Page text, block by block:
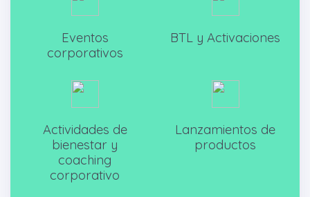
Eventos
corporativos
BTL y Activaciones
Actividades de
bienestar y
coaching
corporativo
Lanzamientos de
productos